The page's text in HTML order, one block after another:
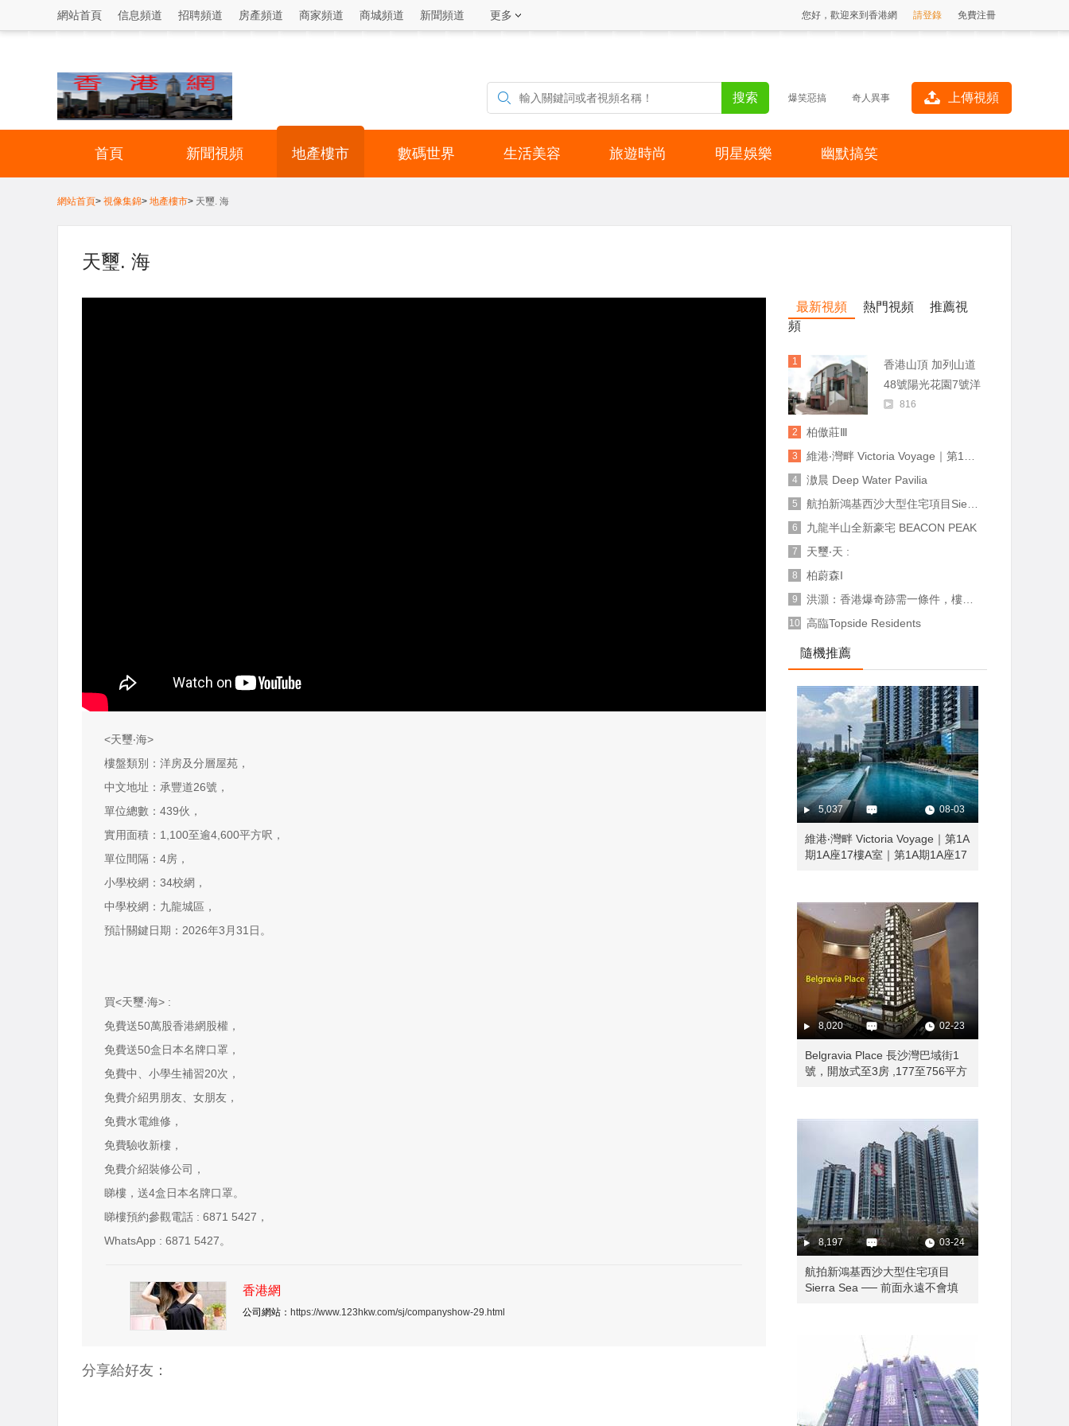
網站首頁 信息頻道 招聘頻道 房產頻道 商家頻道 商城頻道 新聞頻道 更多 您好，歡迎來到香港網 請登錄 免費注冊
爆笑惡搞 奇人異事 上傳視頻
首頁 新聞視頻 地產樓市 數碼世界 生活美容 旅遊時尚 明星娛樂 幽默搞笑
網站首頁> 視像集錦> 地產樓市> 天璽. 海
天璽. 海
<天璽‧海>
樓盤類別：洋房及分層屋苑，
中文地址：承豐道26號，
單位總數：439伙，
實用面積：1,100至逾4,600平方呎，
單位間隔：4房，
小學校網：34校網，
中學校網：九龍城區，
預計關鍵日期：2026年3月31日。
買<天璽‧海> :
免費送50萬股香港網股權，
免費送50盒日本名牌口罩，
免費中、小學生補習20次，
免費介紹男朋友、女朋友，
免費水電維修，
免費驗收新樓，
免費介紹裝修公司，
睇樓，送4盒日本名牌口罩。
睇樓預約參觀電話 : 6871 5427，
WhatsApp : 6871 5427。
香港網
公司網站： https://www.123hkw.com/sj/companyshow-29.html
分享給好友：
最新視頻 熱門視頻
推薦視
頻
1
香港山頂 加列山道
48號陽光花園7號洋
房 816
2 柏傲莊Ⅲ
3
4 滶晨 Deep Water Pavilia
5
6 九龍半山全新豪宅 BEACON PEAK
7 天璽‧天 :
8 柏蔚森I
9
10 高臨Topside Residents
隨機推薦
維港‧灣畔 Victoria Voyage｜第1A
期1A座17樓A室｜第1A期1A座17
5,037 08-03
Belgravia Place 長沙灣巴域街1
號，開放式至3房 ,177至756平方
8,020 02-23
航拍新鴻基西沙大型住宅項目
Sierra Sea ── 前面永遠不會填
8,197 03-24